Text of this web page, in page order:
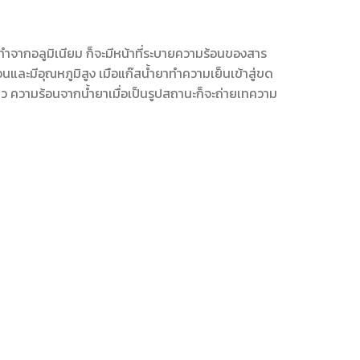
จากอลูมิเนียม ก็จะมีหน้าที่ระบายความร้อนของสาร
และมีอุณหภูมิสูง เมือแก๊สน้ำยาทำความเย็นเข้าสู่ขด
วามร้อนจากน้ำยาเมื่อเป็นรูปสถานะก็จะถ่ายเทความ